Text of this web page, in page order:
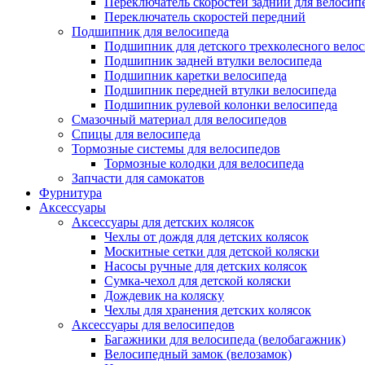
Переключатель скоростей передний
Подшипник для велосипеда
Подшипник для детского трехколесного
Подшипник задней втулки велосипеда
Подшипник каретки велосипеда
Подшипник передней втулки велосипеда
Подшипник рулевой колонки велосипеда
Смазочный материал для велосипедов
Спицы для велосипеда
Тормозные системы для велосипедов
Тормозные колодки для велосипеда
Запчасти для самокатов
Фурнитура
Аксессуары
Аксессуары для детских колясок
Чехлы от дождя для детских колясок
Москитные сетки для детской коляски
Насосы ручные для детских колясок
Сумка-чехол для детской коляски
Дождевик на коляску
Чехлы для хранения детских колясок
Аксессуары для велосипедов
Багажники для велосипеда (велобагажник)
Велосипедный замок (велозамок)